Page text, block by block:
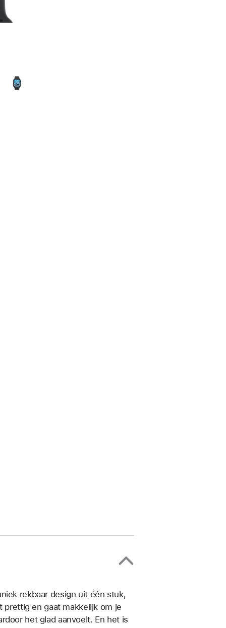
rekbaar design uit één stuk,
en gaat makkelijk om je
het glad aanvoelt. En het is